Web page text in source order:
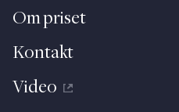
Om priset
Kontakt
Video